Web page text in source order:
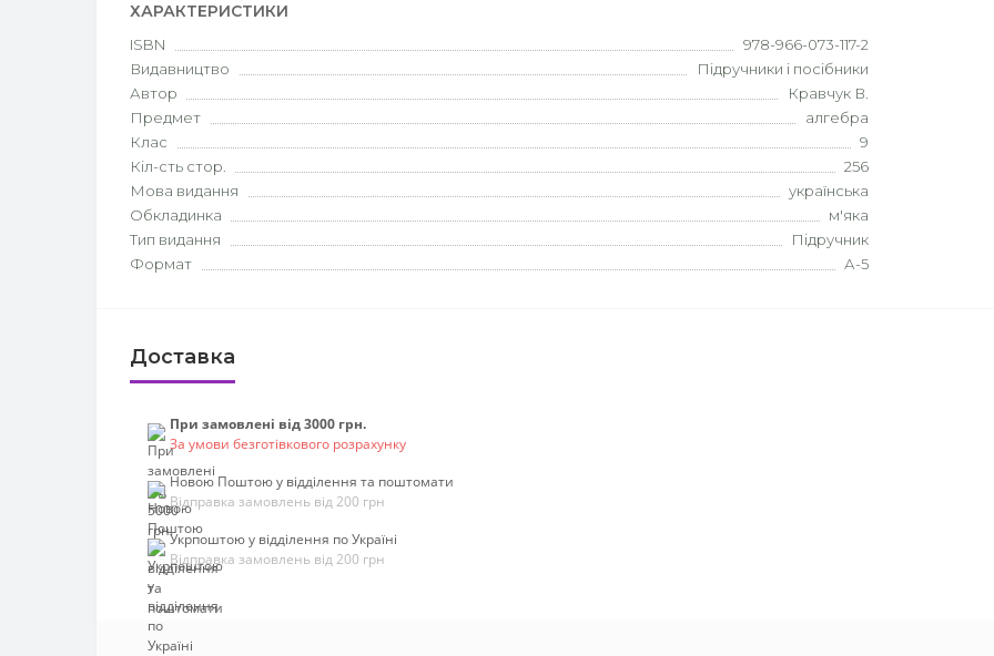
ХАРАКТЕРИСТИКИ
ISBN
978-966-073-117-2
Видавництво
Підручники і посібники
Автор
Кравчук В.
Предмет
алгебра
Клас
9
Кіл-сть стор.
256
Мова видання
українська
Обкладинка
м'яка
Тип видання
Підручник
Формат
А-5
Доставка
При замовлені від 3000 грн.
За умови безготівкового розрахунку
Новою Поштою у відділення та поштомати
Відправка замовлень від 200 грн
Укрпоштою у відділення по Україні
Відправка замовлень від 200 грн